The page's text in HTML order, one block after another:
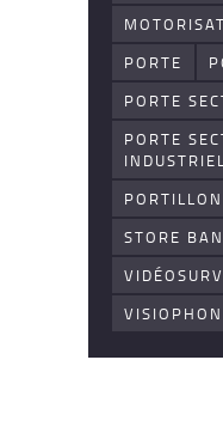
PORTE
PORTE
PORTE
PORTILLON
STORE